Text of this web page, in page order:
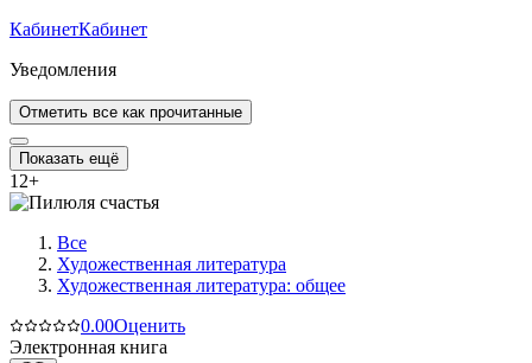
КабинетКабинет
Уведомления
Отметить все как прочитанные
Показать ещё
12+
Все
Художественная литература
Художественная литература: общее
0.00Оценить
Электронная книга